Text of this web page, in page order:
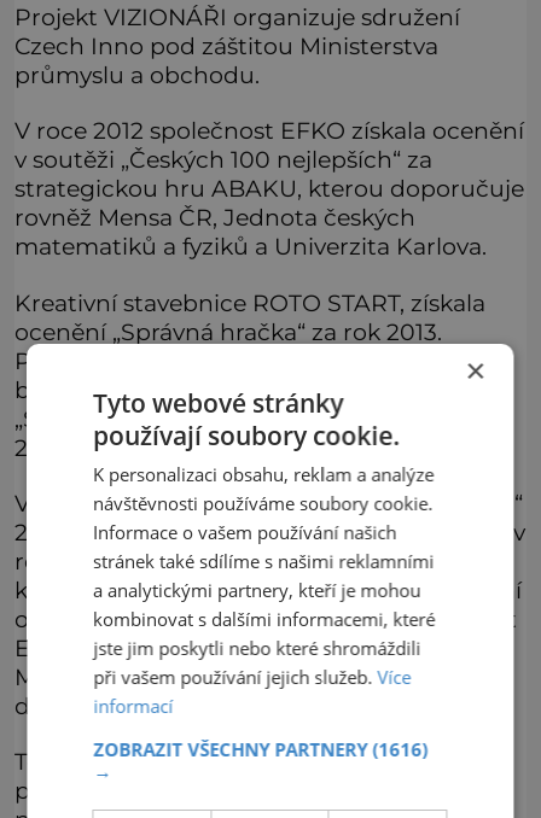
Projekt VIZIONÁŘI organizuje sdružení
Czech Inno pod záštitou Ministerstva
průmyslu a obchodu.
V roce 2012 společnost EFKO získala ocenění
v soutěži „Českých 100 nejlepších“ za
strategickou hru ABAKU, kterou doporučuje
rovněž Mensa ČR, Jednota českých
matematiků a fyziků a Univerzita Karlova.
Kreativní stavebnice ROTO START, získala
ocenění „Správná hračka“ za rok 2013.
Populární rodinná společenská hra Jožin z
bažin se chlubí hned dvěma oceněními;
„Správná hračka 2013“ a „Nejlepší novinka
2013“ v kategorii Hry, puzzle a karty.
V roce 2014 získal označení „Správná hračka“
2014 soubor oblíbených her Moje první hry, v
roce 2018 edukativní hra „Vyprávěj“ a
konstrukční stavebnice ROTO ABC. Poslední
ocenění „Správná hračka“ získala společnost
Efko v roce 2019 za sety nákladních aut
Multigo FIRE set a Multigo BUILD set a za
deskovou hru Picasso. Více na www.efko.cz.
Technické muzeum v Brně (TMB) je
příspěvkovou organizací se samostatnou
×
Tyto webové stránky
používají soubory cookie.
K personalizaci obsahu, reklam a analýze
návštěvnosti používáme soubory cookie.
Informace o vašem používání našich
stránek také sdílíme s našimi reklamními
a analytickými partnery, kteří je mohou
kombinovat s dalšími informacemi, které
jste jim poskytli nebo které shromáždili
při vašem používání jejich služeb.Více
informací
ZOBRAZIT VŠECHNY PARTNERY(1616)
→